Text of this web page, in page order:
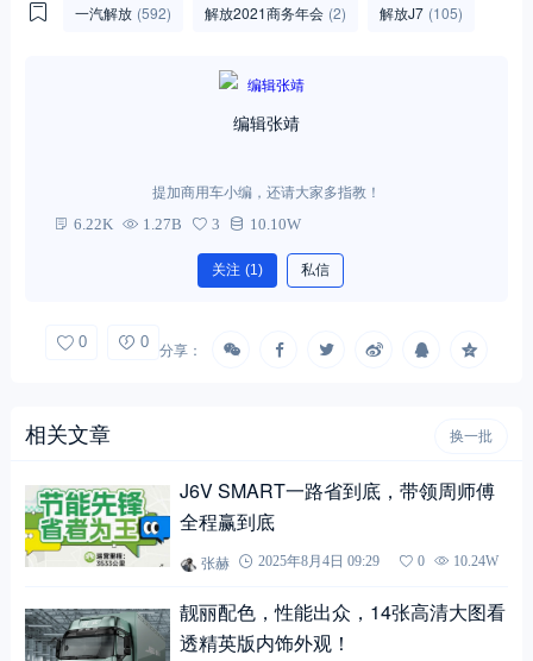
一汽解放 (592) 解放2021商务年会 (2) 解放J7 (105)
编辑张靖
提加商用车小编，还请大家多指教！
6.22K 1.27B 3 10.10W
关注 (1) 私信
0 0 分享：
相关文章 换一批
J6V SMART一路省到底，带领周师傅
全程赢到底
张赫 2025年8月4日 09:29 0 10.24W
靓丽配色，性能出众，14张高清大图看
透精英版内饰外观！